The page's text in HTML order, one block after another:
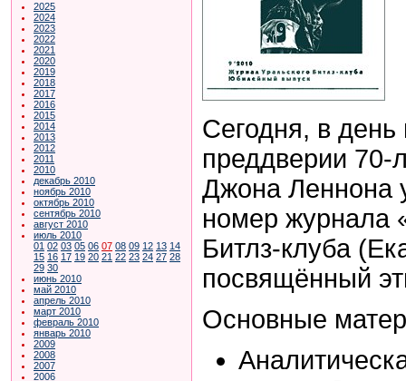
2025
2024
2023
2022
2021
2020
2019
2018
2017
2016
2015
2014
2013
2012
2011
2010
декабрь 2010
ноябрь 2010
октябрь 2010
сентябрь 2010
август 2010
июль 2010
01 02 03 05 06 07 08 09 12 13 14
15 16 17 19 20 21 22 23 24 27 28
29 30
июнь 2010
май 2010
апрель 2010
март 2010
февраль 2010
январь 2010
2009
2008
2007
2006
Сегодня, в
преддверии 70-
Джона Леннона
номер журнала
Битлз-клуба
посвящённый
Основные